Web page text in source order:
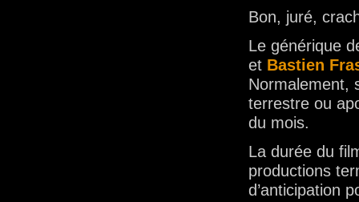
Bon, juré,
Le générique
et Bastien
Normalement,
terrestre ou
du mois.
La durée du
productions
d’anticipation